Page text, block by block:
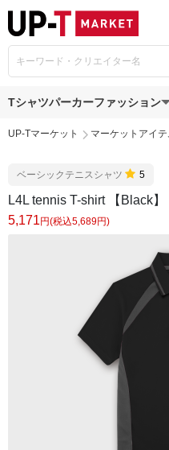
Tシャツパーカーファッション
UP-Tマーケット マーケットアイ
ベーシックテニスシャツ 5
L4L tennis T-shirt 【Black】
5,171 円(税込5,689円)